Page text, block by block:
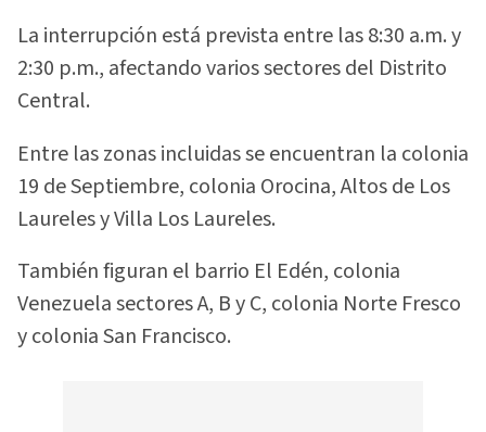
La interrupción está prevista entre las 8:30 a.m. y
2:30 p.m., afectando varios sectores del Distrito
Central.
Entre las zonas incluidas se encuentran la colonia
19 de Septiembre, colonia Orocina, Altos de Los
Laureles y Villa Los Laureles.
También figuran el barrio El Edén, colonia
Venezuela sectores A, B y C, colonia Norte Fresco
y colonia San Francisco.